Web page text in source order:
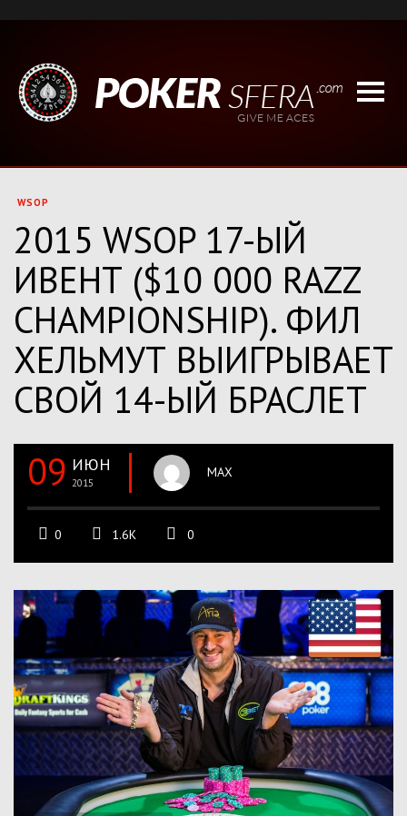
WSOP
2015 WSOP 17-ЫЙ
ИВЕНТ ($10 000 RAZZ
CHAMPIONSHIP). ФИЛ
ХЕЛЬМУТ ВЫИГРЫВАЕТ
СВОЙ 14-ЫЙ БРАСЛЕТ
09 ИЮН
2015
MAX
0 1.6K 0